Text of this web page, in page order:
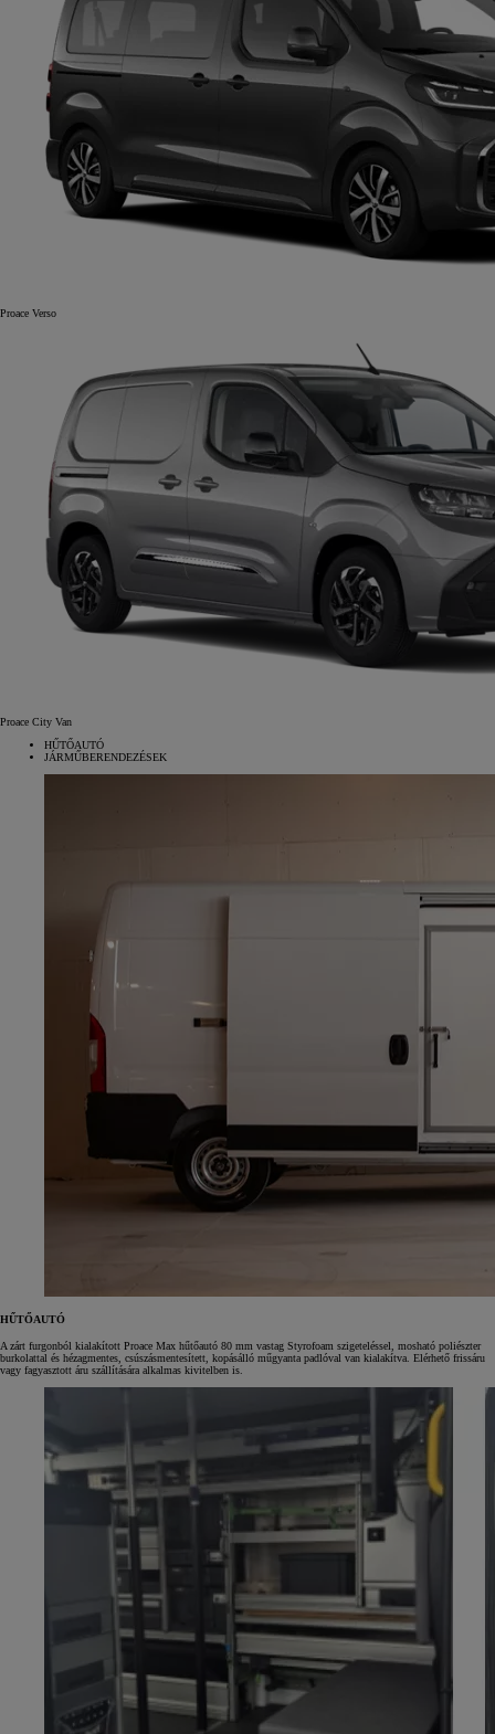
Proace Verso
Proace City Van
HŰTŐAUTÓ
JÁRMŰBERENDEZÉSEK
HŰTŐAUTÓ
A zárt furgonból kialakított Proace Max hűtőautó 80 mm vastag Styrofoam szigeteléssel, mosható poliészter
burkolattal és hézagmentes, csúszásmentesített, kopásálló műgyanta padlóval van kialakítva. Elérhető frissáru
vagy fagyasztott áru szállítására alkalmas kivitelben is.